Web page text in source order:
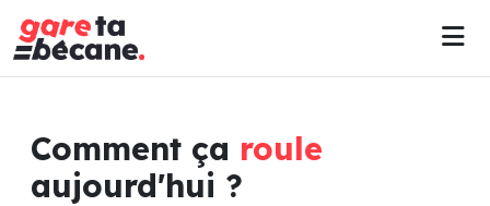
Comment ça roule
aujourd'hui ?